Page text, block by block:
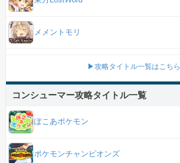
メメントモリ
▶攻略タイトル一覧はこちら
コンシューマー攻略タイトル一覧
ぽこあポケモン
ポケモンチャンピオンズ